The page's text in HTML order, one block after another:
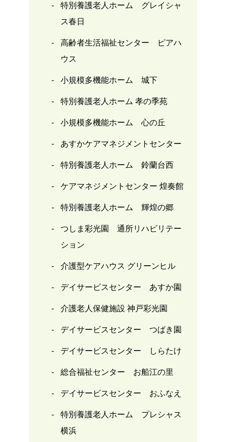
特別養護老人ホーム グレイシャ
ス春日
高齢者生活福祉センター ピアハ
ウス
小規模多機能ホーム 城下
特別養護老人ホーム 孝の季苑
小規模多機能ホーム 心の丘
あすかケアマネジメントセンター
特別養護老人ホーム 鈴蘭台西
ケアマネジメントセンター 煌奏館
特別養護老人ホーム 輝煌の郷
つしま彩光園 通所リハビリテー
ション
介護型ケアハウス グリーンヒル
デイサービスセンター あすか園
介護老人保健施設 神戸彩光園
デイサービスセンター つばき園
デイサービスセンター しらたけ
総合福祉センター お船江の里
デイサービスセンター おふなえ
特別養護老人ホーム プレシャス
横浜